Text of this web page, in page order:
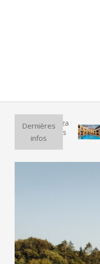
Dernières
infos
Et si
un palais ?